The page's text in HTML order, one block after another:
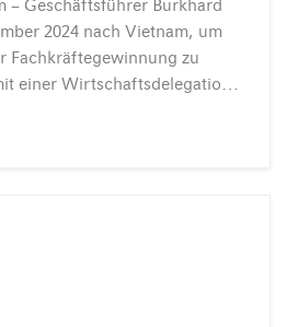
– Geschäftsführer Burkhard
2024 nach Vietnam, um
Fachkräftegewinnung zu
führen. Gemeinsam mit einer Wirtschaftsdelegation des Landes Brandenburg setzen wir auf internationalen Austausch und engagieren uns für die Ausbildung junger Talente in…